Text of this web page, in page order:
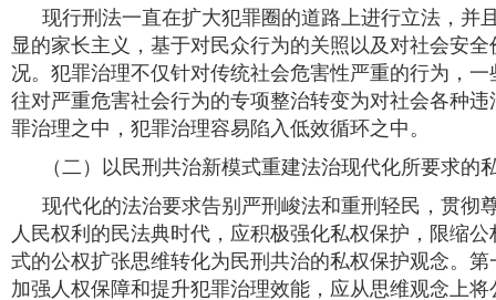
现行刑法一直在扩大犯罪圈的道路上进行立法，
显的家长主义，基于对民众行为的关照以及对社会安
况。犯罪治理不仅针对传统社会危害性严重的行为，
往对严重危害社会行为的专项整治转变为对社会各种
罪治理之中，犯罪治理容易陷入低效循环之中。
（二）以民刑共治新模式重建法治现代化所要求的
现代化的法治要求告别严刑峻法和重刑轻民，贯彻
人民权利的民法典时代，应积极强化私权保护，限缩
式的公权扩张思维转化为民刑共治的私权保护观念。
加强人权保障和提升犯罪治理效能，应从思维观念上